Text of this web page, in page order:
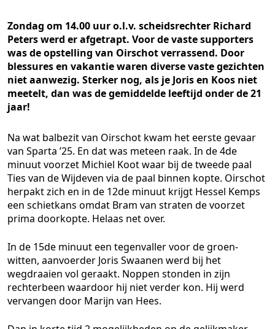
Zondag om 14.00 uur o.l.v. scheidsrechter Richard
Peters werd er afgetrapt. Voor de vaste supporters
was de opstelling van Oirschot verrassend. Door
blessures en vakantie waren diverse vaste gezichten
niet aanwezig. Sterker nog, als je Joris en Koos niet
meetelt, dan was de gemiddelde leeftijd onder de 21
jaar!
Na wat balbezit van Oirschot kwam het eerste gevaar
van Sparta ’25. En dat was meteen raak. In de 4de
minuut voorzet Michiel Koot waar bij de tweede paal
Ties van de Wijdeven via de paal binnen kopte. Oirschot
herpakt zich en in de 12de minuut krijgt Hessel Kemps
een schietkans omdat Bram van straten de voorzet
prima doorkopte. Helaas net over.
In de 15de minuut een tegenvaller voor de groen-
witten, aanvoerder Joris Swaanen werd bij het
wegdraaien vol geraakt. Noppen stonden in zijn
rechterbeen waardoor hij niet verder kon. Hij werd
vervangen door Marijn van Hees.